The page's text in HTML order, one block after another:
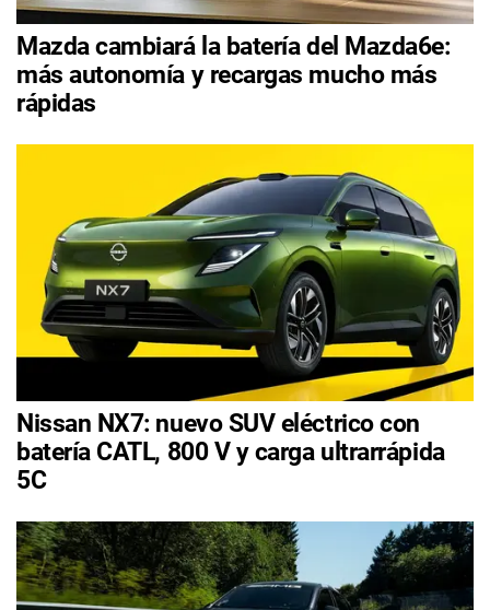
Mazda cambiará la batería del Mazda6e:
más autonomía y recargas mucho más
rápidas
Nissan NX7: nuevo SUV eléctrico con
batería CATL, 800 V y carga ultrarrápida
5C